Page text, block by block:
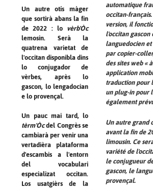
Un autre otís màger
que sortirà abans la fin
de 2022 : lo vèrb'Òc
lemosin. Serà la
quatrena varietat de
l'occitan disponibla dins
lo conjugador de
vèrbes, après lo
gascon, lo lengadocian
e lo provençal.
Un pauc mai tard, lo
tèrm'Òcdel Congrès se
cambiarà per venir una
vertadièra plataforma
d'escambis a l'entorn
del vocabulari
especializat occitan.
Los usatgièrs de la
automatique
occitan-
version, il
l'occitan gascon
languedocien
par copier-
des sites web «
application
traduction pour
un plug-in pour
également
Un autre grand
avant la fin de
limousin. Ce
variété de
le conjugueur
gascon, le
provençal.